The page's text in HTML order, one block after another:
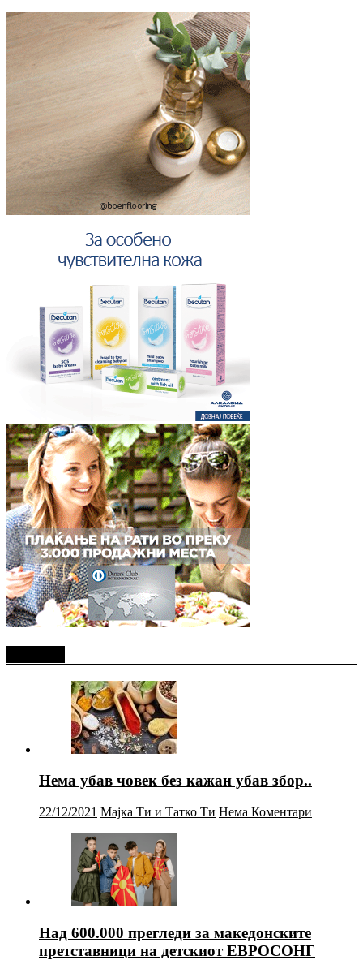
Нема убав човек без кажан убав збор..
22/12/2021 Мајка Ти и Татко Ти Нема Коментари
Над 600.000 прегледи за македонските
претставници на детскиот ЕВРОСОНГ